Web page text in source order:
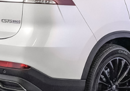
на сайт
Major